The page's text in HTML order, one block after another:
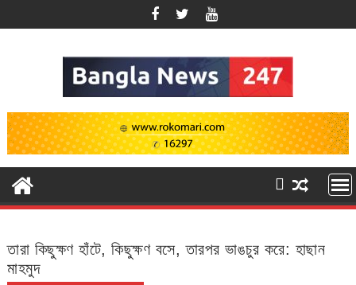
to
তারা কিছুক্ষণ হাঁটে, কিছুক্ষণ বসে, তারপর ভাঙচুর করে: হাছান
মাহমুদ